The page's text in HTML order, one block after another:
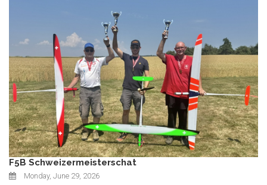
F5B Schweizermeisterschat
Monday, June 29, 2026